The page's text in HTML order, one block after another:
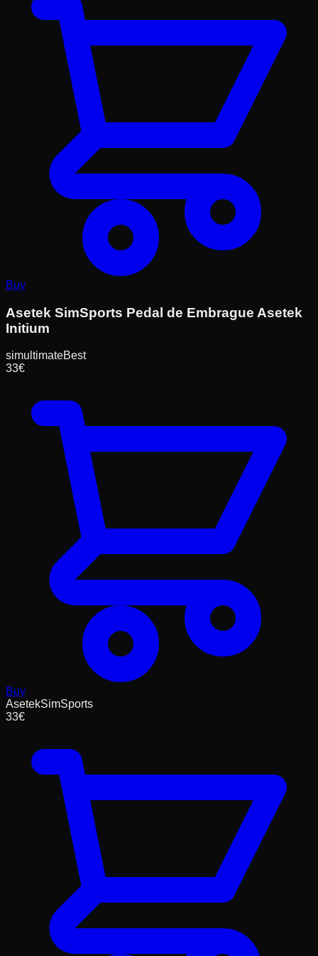
Buy
Asetek SimSports Pedal de Embrague Asetek
Initium
simultimateBest
33€
Buy
AsetekSimSports
33€